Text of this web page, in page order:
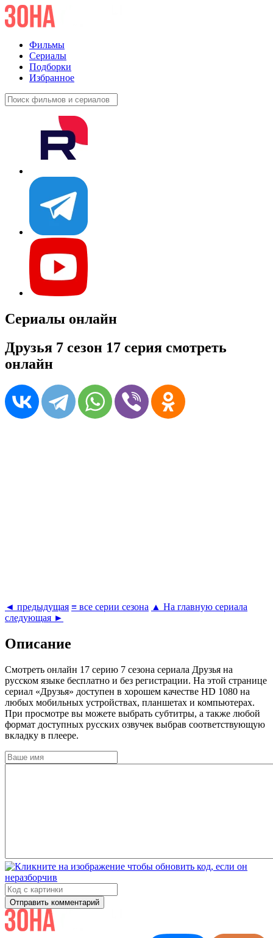
Фильмы
Сериалы
Подборки
Избранное
Сериалы онлайн
Друзья 7 сезон 17 серия смотреть
онлайн
◄ предыдущая ≡ все серии сезона ▲ На главную сериала
следующая ►
Описание
Cмотреть онлайн 17 серию 7 сезона сериала Друзья на
русском языке бесплатно и без регистрации. На этой странице
сериал «Друзья» доступен в хорошем качестве HD 1080 на
любых мобильных устройствах, планшетах и компьютерах.
При просмотре вы можете выбрать субтитры, а также любой
формат доступных русских озвучек выбрав соответствующую
вкладку в плеере.
Отправить комментарий